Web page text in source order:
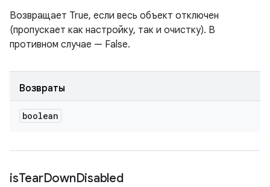
Возвращает True, если весь объект отключен
(пропускает как настройку, так и очистку). В
противном случае — False.
Возвраты
boolean
isTearDownDisabled